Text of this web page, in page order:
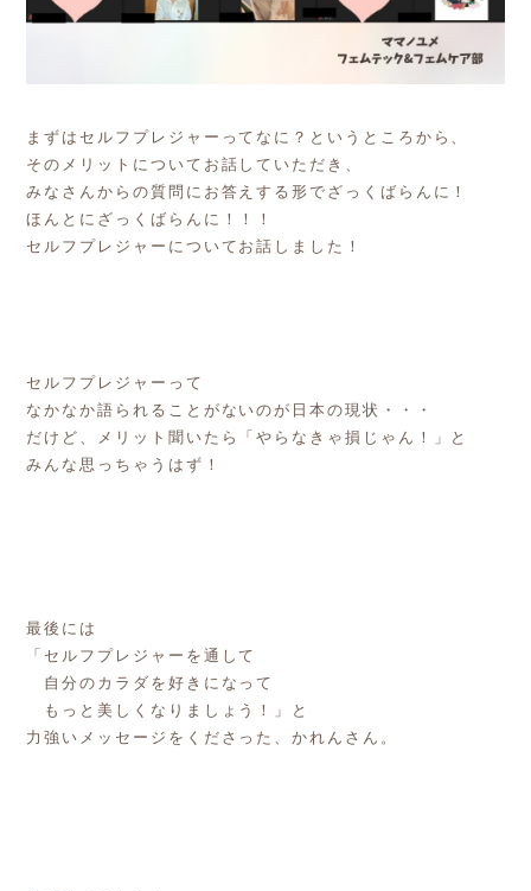
まずはセルフプレジャーってなに？というところから、
そのメリットについてお話していただき、
みなさんからの質問にお答えする形でざっくばらんに！
ほんとにざっくばらんに！！！
セルフプレジャーについてお話しました！
セルフプレジャーって
なかなか語られることがないのが日本の現状・・・
だけど、メリット聞いたら「やらなきゃ損じゃん！」と
みんな思っちゃうはず！
最後には
「セルフプレジャーを通して
自分のカラダを好きになって
もっと美しくなりましょう！」と
力強いメッセージをくださった、かれんさん。